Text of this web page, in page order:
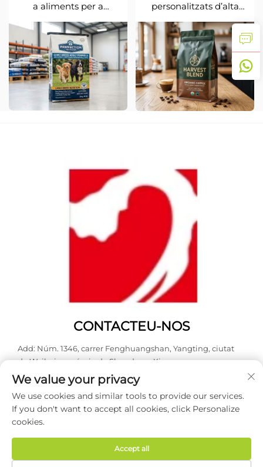
a aliments per a
animals de companyia
amb plis laterals
reforçats
personalitzats d’alta
barrera per a
productes alimentaris
ecològics
CONTACTEU-NOS
Add: Núm. 1346, carrer Fenghuangshan, Yangting, ciutat
de Weihai, província de Shandong, Xina.
Tel.: 0631 5900466
Correu electrònic:[email protected]
Drets d'autor © 2026 Weihai Haodong Packing Co., Ltd. Tots els
drets reservats -Política de privadesa
We value your privacy
We use cookies and similar tools to provide our services.
If you don't want to accept all cookies, click Personalize
cookies.
Accept all